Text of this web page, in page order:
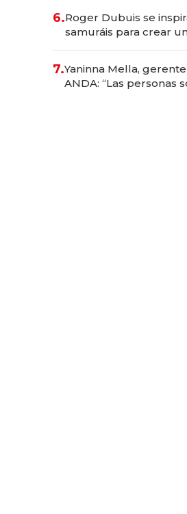
6.Roger Dubuis se
samuráis para crear
7.Yaninna Mella,
ANDA: “Las personas